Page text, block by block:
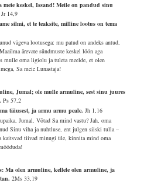
meie keskel, Issand! Meile on pandud sinu
Jr 14,9
silmi, et te teaksite, milline lootus on tema
vägeva lootusega: mu patud on andeks antud,
ärevate sündmuste keskel löön aga
mulle oma ligiolu ja tuleta meelde, et olen
Sa meie Lunastaja!
Jumal; ole mulle armuline, sest sinu juures
Ps 57,2
täiusest, ja armu armu peale.Jh 1,16
Jumal. Võtad Sa mind vastu? Jah, oma
Sinu viha ja nuhtluse, ent julgen siiski tulla –
kaitsvad tiivad minugi üle, kinnita mind oma
Ma olen armuline, kellele olen armuline, ja
2Ms 33,19